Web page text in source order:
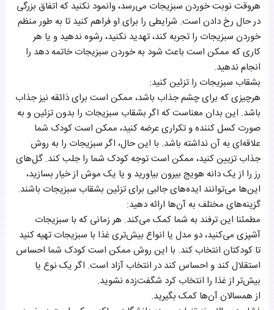
هروقت نوبت خوردن سبزیجات می‌رسد، وانمود نکنید که اتفاق بزرگی
در حال رخ دادن است. شرایطی را برای او فراهم کنید تا به طور منظم
خوردن سبزیجات را تجربه کند، تهدید نکنید، رشوه ندهید و یا هر
کاری که ممکن است باعث شود به خوردن سبزیجات خاتمه دهد را
انجام ندهید.
بشقاب سبزیجات را تزئین کنید:
هرچیزی که برای چشم جذاب باشد، ممکن است برای ذائقه نیز جذاب
باشد. این بدان معناست که اگر بشقاب سبزیجات را بدون تزئین و به
صورت کسل کننده و تکراری عرضه کنید، ممکن است کودک شما
علاقه‌ای به آن نداشته باشد. با این حال، اگر سبزیجات را به روش
جذاب تزیین کنید، ممکن است توجه کودک شما را جلب کند. گل‌های
رز را از یک دانه هویج بیرون بیاورید و یا یک موش از خیار بسازید،
این‌ها می‌توانند ایده‌های جالبی برای تزئین بشقاب سبزیجات باشند.
گزینه‌های مختلف به آن‌ها ارائه دهید:
مطمئنا این ترفند به شما کمک می‌کند. هر زمانی که با سبزیجات
آشپزی می‌کنید، دو مدل یا انواع بیش‌تری غذا با سبزیجات تهیه کنید
تا کودکتان انتخاب کند. با این روش ممکن است کودک شما احساس
استقلال کند و احساس کند در انتخاب آزاد است. اگر یک نوع یا
بیش‌تر از غذا را انتخاب کرد شگفت‌زده نشوید.
از همسالان آن‌ها کمک بگیرید.